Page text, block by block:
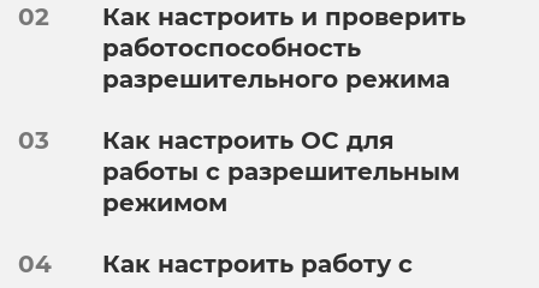
02
Как настроить и проверить
работоспособность
разрешительного режима
03
Как настроить ОС для
работы с разрешительным
режимом
04
Как настроить работу с